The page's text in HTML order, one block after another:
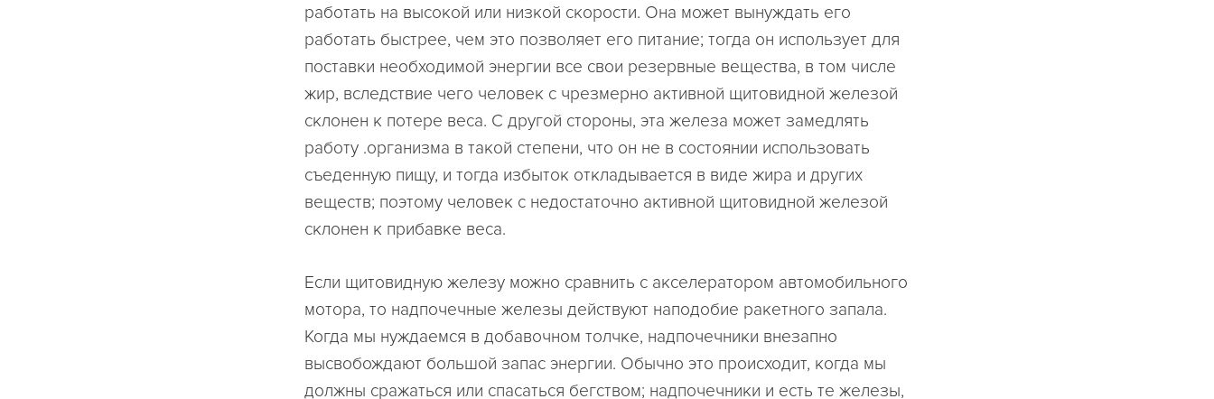
работать на высокой или низкой скорости. Она может вынуждать его
работать быстрее, чем это позволяет его питание; тогда он использует для
поставки необходимой энергии все свои резервные вещества, в том числе
жир, вследствие чего человек с чрезмерно активной щитовидной железой
склонен к потере веса. С другой стороны, эта железа может замедлять
работу .организма в такой степени, что он не в состоянии использовать
съеденную пищу, и тогда избыток откладывается в виде жира и других
веществ; поэтому человек с недостаточно активной щитовидной железой
склонен к прибавке веса.
Если щитовидную железу можно сравнить с акселератором автомобильного
мотора, то надпочечные железы действуют наподобие ракетного запала.
Когда мы нуждаемся в добавочном толчке, надпочечники внезапно
высвобождают большой запас энергии. Обычно это происходит, когда мы
должны сражаться или спасаться бегством; надпочечники и есть те железы,